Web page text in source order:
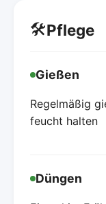
🛠️Pflege
Gießen
Regelmäßig
feucht halten
Düngen